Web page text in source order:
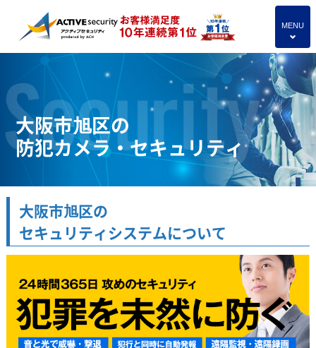
MENU
4
大阪市旭区の
防犯カメラ・セキュリティ
大阪市旭区の
セキュリティシステムについて